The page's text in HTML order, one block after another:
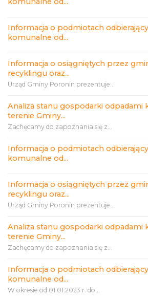
Informacja o podmiotach
komunalne od...
Informacja o osiągniętych przez
recyklingu oraz...
Urząd Gminy Poronin prezentuje...
Analiza stanu gospodarki odpadami
terenie Gminy...
Zachęcamy do zapoznania się z...
Informacja o podmiotach
komunalne od...
Informacja o osiągniętych przez
recyklingu oraz...
Urząd Gminy Poronin prezentuje...
Analiza stanu gospodarki odpadami
terenie Gminy...
Zachęcamy do zapoznania się z...
Informacja o podmiotach
komunalne od...
W okresie od 01.01.2023 r. do...